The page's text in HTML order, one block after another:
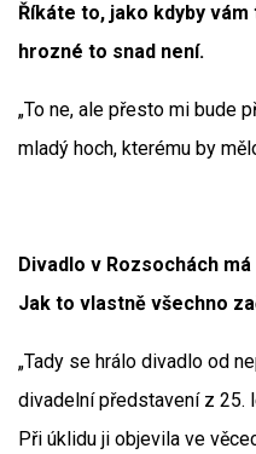
Říkáte to, jako kdyby
hrozné to snad není.
„To ne, ale přesto mi bude
mladý hoch, kterému by
Divadlo v Rozsochách
Jak to vlastně všechno
„Tady se hrálo divadlo od
divadelní představení z 25.
Při úklidu ji objevila ve